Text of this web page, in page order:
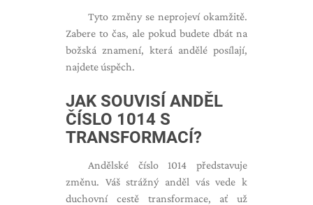
Tyto změny se neprojeví okamžitě.
Zabere to čas, ale pokud budete dbát na
božská znamení, která andělé posílají,
najdete úspěch.
JAK SOUVISÍ ANDĚL
ČÍSLO 1014 S
TRANSFORMACÍ?
Andělské číslo 1014 představuje
změnu. Váš strážný anděl vás vede k
duchovní cestě transformace, ať už